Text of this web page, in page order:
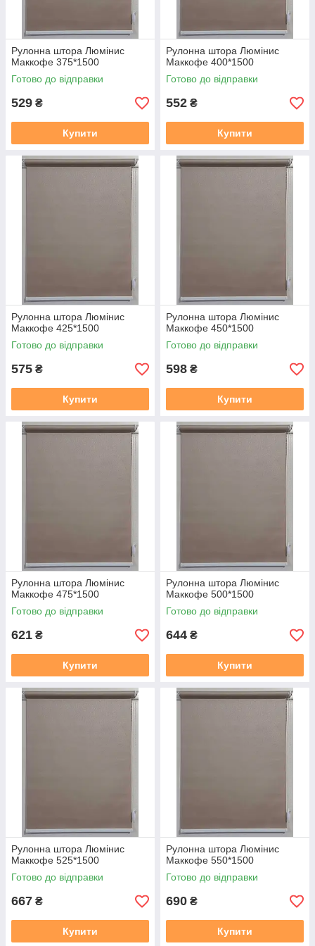
Рулонна штора Люмінис
Маккофе 375*1500
Готово до відправки
529 ₴
Купити
Рулонна штора Люмінис
Маккофе 400*1500
Готово до відправки
552 ₴
Купити
Рулонна штора Люмінис
Маккофе 425*1500
Готово до відправки
575 ₴
Купити
Рулонна штора Люмінис
Маккофе 450*1500
Готово до відправки
598 ₴
Купити
Рулонна штора Люмінис
Маккофе 475*1500
Готово до відправки
621 ₴
Купити
Рулонна штора Люмінис
Маккофе 500*1500
Готово до відправки
644 ₴
Купити
Рулонна штора Люмінис
Маккофе 525*1500
Готово до відправки
667 ₴
Купити
Рулонна штора Люмінис
Маккофе 550*1500
Готово до відправки
690 ₴
Купити